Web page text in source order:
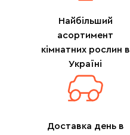
Найбільший
асортимент
кімнатних рослин в
Україні
Доставка день в